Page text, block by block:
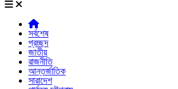
সর্বশেষ
প্রচ্ছদ
জাতীয়
রাজনীতি
আন্তর্জাতিক
সারাদেশ